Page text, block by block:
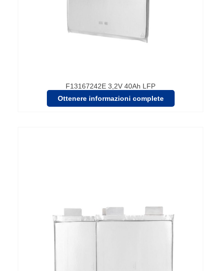
F13167242E 3,2V 40Ah LFP
Ottenere informazioni complete